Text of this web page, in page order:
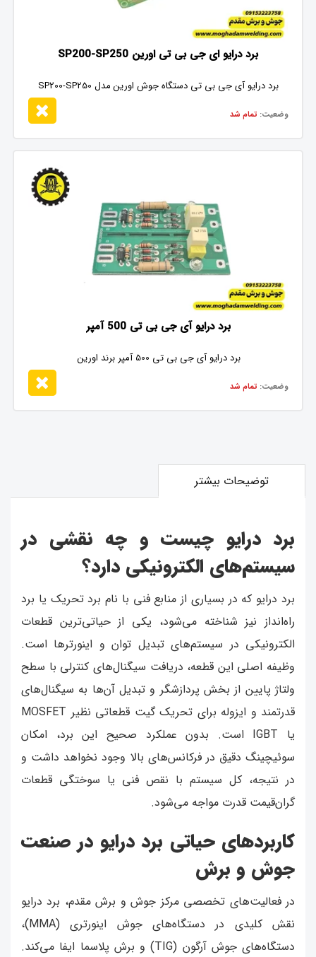
برد درایو ای جی بی تی اورین SP200-SP250
برد درایو آی جی بی تی دستگاه جوش اورین مدل SP200-SP250
وضعیت: تمام شد
برد درایو آی جی بی تی 500 آمپر
برد درایو آی جی بی تی 500 آمپر برند اورین
وضعیت: تمام شد
توضیحات بیشتر
برد درایو چیست و چه نقشی در
سیستم‌های الکترونیکی دارد؟
برد درایو که در بسیاری از منابع فنی با نام برد تحریک یا برد
راه‌انداز نیز شناخته می‌شود، یکی از حیاتی‌ترین قطعات
الکترونیکی در سیستم‌های تبدیل توان و اینورترها است.
وظیفه اصلی این قطعه، دریافت سیگنال‌های کنترلی با سطح
ولتاژ پایین از بخش پردازشگر و تبدیل آن‌ها به سیگنال‌های
قدرتمند و ایزوله برای تحریک گیت قطعاتی نظیر MOSFET
یا IGBT است. بدون عملکرد صحیح این برد، امکان
سوئیچینگ دقیق در فرکانس‌های بالا وجود نخواهد داشت و
در نتیجه، کل سیستم با نقص فنی یا سوختگی قطعات
گران‌قیمت قدرت مواجه می‌شود.
کاربردهای حیاتی برد درایو در صنعت
جوش و برش
در فعالیت‌های تخصصی مرکز جوش و برش مقدم، برد درایو
نقش کلیدی در دستگاه‌های جوش اینورتری (MMA)،
دستگاه‌های جوش آرگون (TIG) و برش پلاسما ایفا می‌کند.